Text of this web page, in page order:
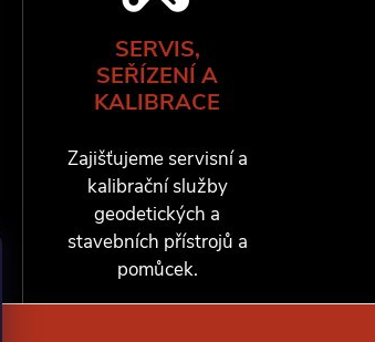
SERVIS,
SEŘÍZENÍ A
KALIBRACE
Zajišťujeme servisní a
kalibrační služby
geodetických a
stavebních přístrojů a
pomůcek.